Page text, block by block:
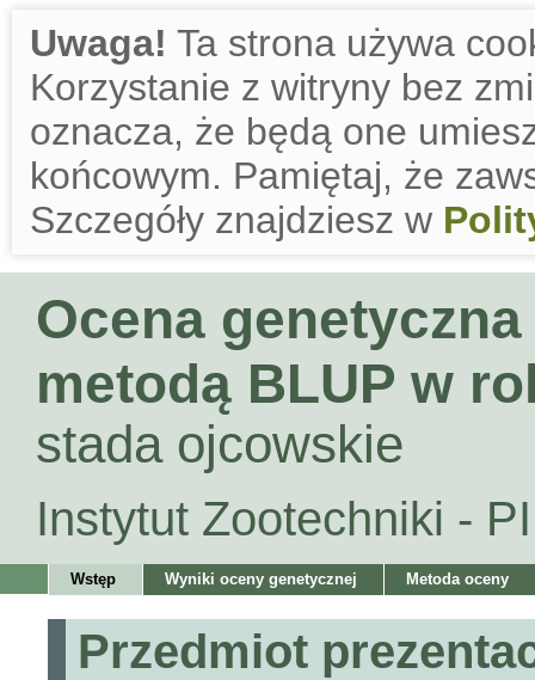
Uwaga! Ta strona używa
Korzystanie z witryny bez
oznacza, że będą one
końcowym. Pamiętaj, że
Szczegóły znajdziesz w
Ocena
metodą BLUP w
stada ojcowskie
Instytut Zootechniki -
Wstęp Wyniki oceny genetycznej Metoda oceny
Przedmiot